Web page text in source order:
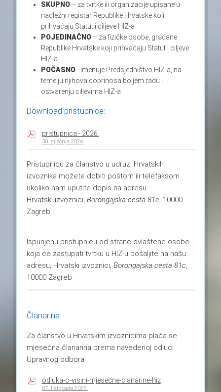
SKUPNO – za tvrtke ili organizacije upisane u
nadležni registar Republike Hrvatske koji
prihvaćaju Statut i ciljeve HIZ-a
POJEDINAČNO – za fizičke osobe, građane
Republike Hrvatske koji prihvaćaju Statut i ciljeve
HIZ-a
POČASNO- imenuje Predsjedništvo HIZ-a, na
temelju njihova doprinosa boljem radu i
ostvarenju ciljevima HIZ-a
Download pristupnice:
pristupnica - 2026.
30. siječnja 2026.
Pristupnicu za članstvo u udruzi Hrvatskih
izvoznika možete dobiti poštom ili telefaksom
ukoliko nam uputite dopis na adresu:
Hrvatski izvoznici, Borongajska cesta 81c, 10000
Zagreb
Ispunjenu pristupnicu od strane ovlaštene osobe
koja će zastupati tvrtku u HIZ-u pošaljite na našu
adresu; Hrvatski izvoznici, Borongajska cesta 81c,
10000 Zagreb
Članarina:
Za članstvo u Hrvatskim izvoznicima plaća se
mjesečna članarina prema navedenoj odluci
Upravnog odbora.
odluka-o-visini-mjesecne-clanarine-hiz
07. listopada 2025.